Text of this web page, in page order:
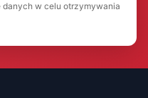
w celu otrzymywania